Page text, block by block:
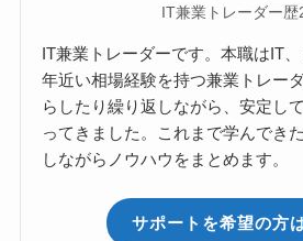
IT兼業トレーダー歴
IT兼業トレーダーです。本職はIT
年近い相場経験を持つ兼業トレー
らしたり繰り返しながら、安定し
ってきました。これまで学んでき
しながらノウハウをまとめます。
サポートを希望の方